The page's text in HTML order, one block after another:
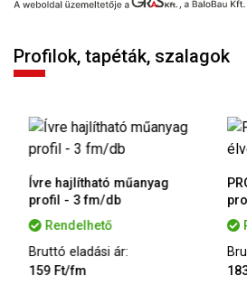
Profilok, tapéták, szalagok
Ívre hajlítható műanyag
profil - 3 fm/db
Rendelhető
Bruttó eladási ár:
159 Ft/fm